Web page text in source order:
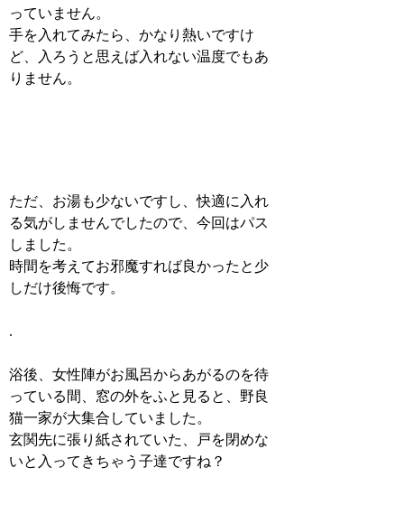
っていません。
手を入れてみたら、かなり熱いですけ
ど、入ろうと思えば入れない温度でもあ
りません。
ただ、お湯も少ないですし、快適に入れ
る気がしませんでしたので、今回はパス
しました。
時間を考えてお邪魔すれば良かったと少
しだけ後悔です。
.
浴後、女性陣がお風呂からあがるのを待
っている間、窓の外をふと見ると、野良
猫一家が大集合していました。
玄関先に張り紙されていた、戸を閉めな
いと入ってきちゃう子達ですね？